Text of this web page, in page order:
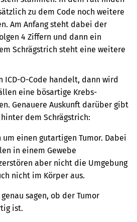
zu dem Code noch weitere
Am Anfang steht dabei der
4 Ziffern und dann ein
Schrägstrich steht eine weitere
ICD-O-Code handelt, dann wird
eine bösartige Krebs-
Genauere Auskunft darüber gibt
dem Schrägstrich:
einen gutartigen Tumor. Dabei
in einem Gewebe
aber nicht die Umgebung
nicht im Körper aus.
sagen, ob der Tumor
ist.